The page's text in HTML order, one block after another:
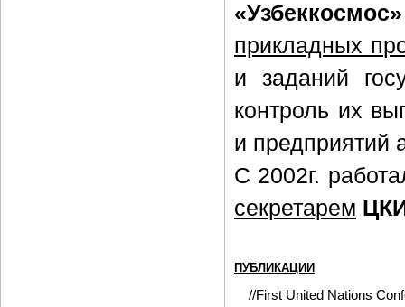
«Узбеккосмос»
прикладных
и заданий
контроль их
и предприятий
С 2002г.
секретарем
ПУБЛИКАЦИИ
//First United Nations